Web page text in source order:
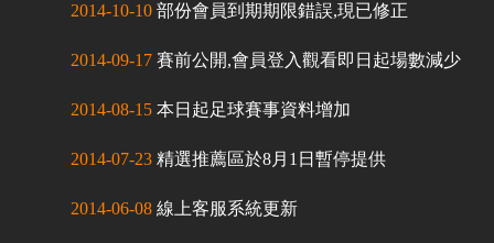
2014-10-10 部份會員到期期限錯誤,現已修正
2014-09-17 賽前公開,會員登入觀看即日起場數減少
2014-08-15 本日起足球賽事資料增加
2014-07-23 精選推薦區於8月1日暫停提供
2014-06-08 線上客服系統更新